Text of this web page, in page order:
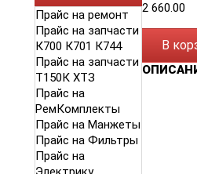
Прайс на ремонт
Прайс на запчасти
К700 К701 К744
Прайс на запчасти
Т150К ХТЗ
Прайс на
РемКомплекты
Прайс на Манжеты
Прайс на Фильтры
Прайс на
2 660.00
В